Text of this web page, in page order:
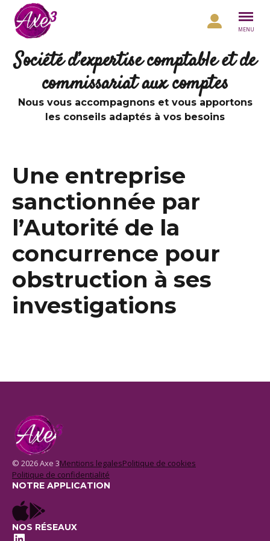
Aller au contenu
MENU
Société d’expertise comptable et de
commissariat aux comptes
Nous vous accompagnons et vous apportons
les conseils adaptés à vos besoins
Une entreprise
sanctionnée par
l’Autorité de la
concurrence pour
obstruction à ses
investigations
© 2026 Axe 3Mentions legalesPolitique de cookies
Politique de confidentialité
NOTRE APPLICATION
NOS RÉSEAUX